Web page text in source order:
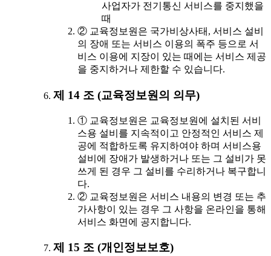
사업자가 전기통신 서비스를 중지했을
때
② 교육정보원은 국가비상사태, 서비스 설비
의 장애 또는 서비스 이용의 폭주 등으로 서
비스 이용에 지장이 있는 때에는 서비스 제공
을 중지하거나 제한할 수 있습니다.
제 14 조 (교육정보원의 의무)
① 교육정보원은 교육정보원에 설치된 서비
스용 설비를 지속적이고 안정적인 서비스 제
공에 적합하도록 유지하여야 하며 서비스용
설비에 장애가 발생하거나 또는 그 설비가 못
쓰게 된 경우 그 설비를 수리하거나 복구합니
다.
② 교육정보원은 서비스 내용의 변경 또는 추
가사항이 있는 경우 그 사항을 온라인을 통해
서비스 화면에 공지합니다.
제 15 조 (개인정보보호)